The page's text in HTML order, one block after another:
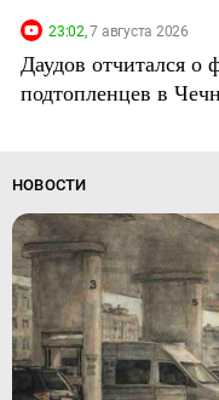
23:02,7 августа 2026
Даудов отчитался о
подтопленцев в
НОВОСТИ